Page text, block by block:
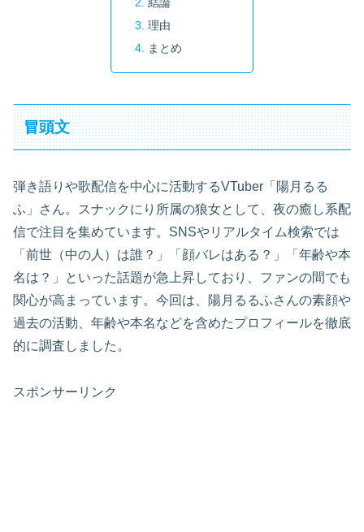
結論
理由
まとめ
冒頭文
弾き語りや歌配信を中心に活動するVTuber「陽月るる
ふ」さん。スナックにり所属の狼女として、夜の癒し系配
信で注目を集めています。SNSやリアルタイム検索では
「前世（中の人）は誰？」「顔バレはある？」「年齢や本
名は？」といった話題が急上昇しており、ファンの間でも
関心が高まっています。今回は、陽月るるふさんの素顔や
過去の活動、年齢や本名などを含めたプロフィールを徹底
的に調査しました。
スポンサーリンク